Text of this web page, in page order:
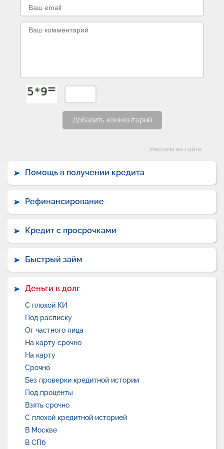
Добавить комментарий
Реклама на сайте
Помощь в получении кредита
Рефинансирование
Кредит с просрочками
Быстрый займ
Деньги в долг
С плохой КИ
Под расписку
От частного лица
На карту срочно
На карту
Срочно
Без проверки кредитной истории
Под проценты
Взять срочно
С плохой кредитной историей
В Москве
В СПб